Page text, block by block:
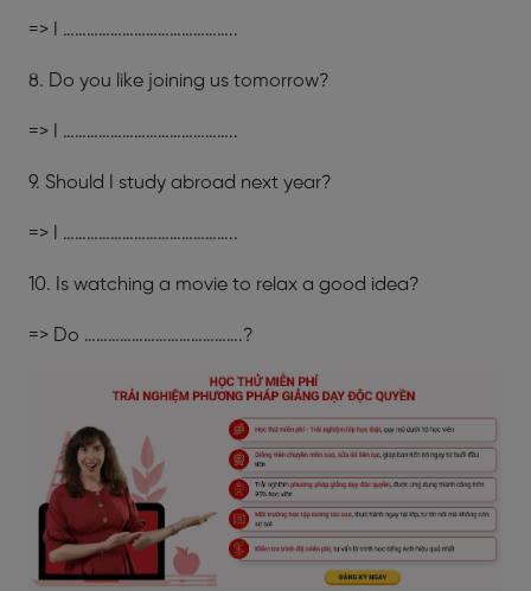
=> I ……………………………………..
8. Do you like joining us tomorrow?
=> I ……………………………………..
9. Should I study abroad next year?
=> I ……………………………………..
10. Is watching a movie to relax a good idea?
=> Do ………………………………….?